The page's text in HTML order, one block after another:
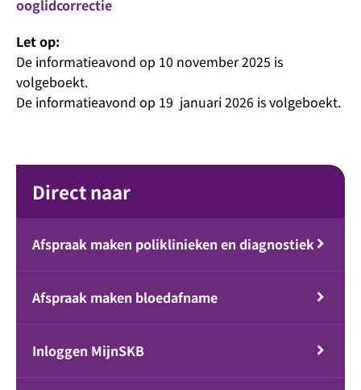
ooglidcorrectie
Let op:
De informatieavond op 10 november 2025 is
volgeboekt.
De informatieavond op 19 januari 2026 is volgeboekt.
Direct naar
Afspraak maken poliklinieken en diagnostiek
Afspraak maken bloedafname
Inloggen MijnSKB